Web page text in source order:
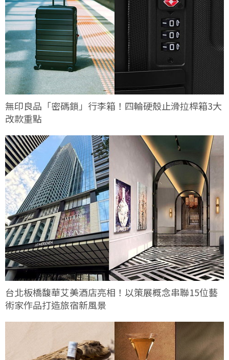
無印良品「密碼鎖」行李箱！四輪硬殼止滑拉桿箱3大
改款重點
台北板橋馥華艾美酒店亮相！以策展概念串聯15位藝
術家作品打造旅宿新風景